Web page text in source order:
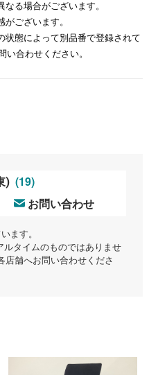
る場合がございます。
ございます。
状態によって別品番で登録されて
い合わせください。
) (19)
お問い合わせ
ます。
タイムのものではありませ
店舗へお問い合わせくださ